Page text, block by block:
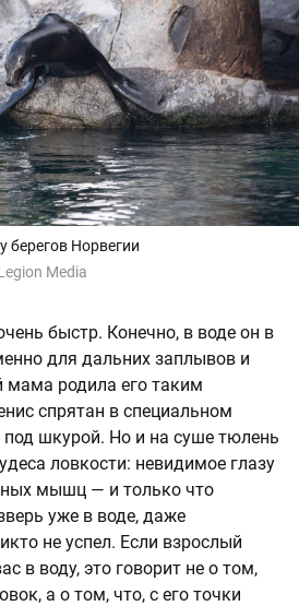
Норвегии
Media
быстр. Конечно, в воде он в
для дальних заплывов и
мама родила его таким
спрятан в специальном
шкурой. Но и на суше тюлень
ловкости: невидимое глазу
мышц — и только что
уже в воде, даже
не успел. Если взрослый
в воду, это говорит не о том,
а о том, что, с его точки